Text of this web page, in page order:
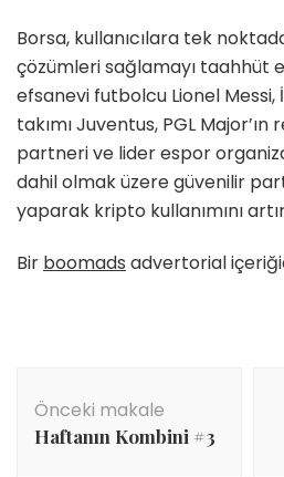
Borsa, kullanıcılara tek
çözümleri sağlamayı taahhüt
efsanevi futbolcu Lionel
takımı Juventus, PGL
partneri ve lider espor
dahil olmak üzere güvenilir
yaparak kripto kullanımını
Bir boomads advertorial
dolaşımı
Önceki makale
Haftanın Kombini #3